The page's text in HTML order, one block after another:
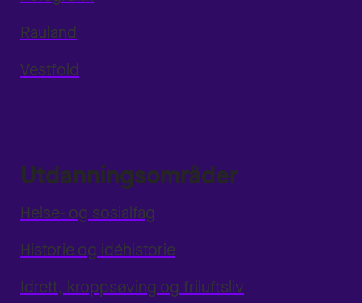
Rauland
Vestfold
Utdanningsområder
Helse- og sosialfag
Historie og idéhistorie
Idrett, kroppsøving og friluftsliv